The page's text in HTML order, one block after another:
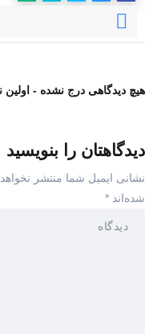
هیچ دیدگاهی درج نشده - اولین
دیدگاهتان را بنویسید
نشانی ایمیل شما منتشر
شده‌اند *